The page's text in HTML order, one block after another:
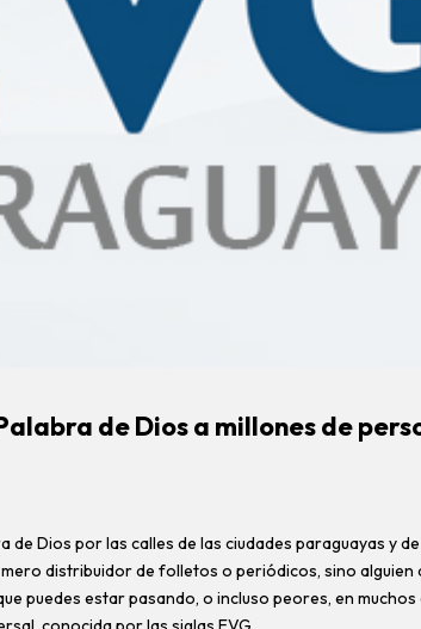
de Dios a millones de
de Dios por las calles de las ciudades paraguayas y
distribuidor de folletos o periódicos, sino alguien
puedes estar pasando, o incluso peores, en muchos